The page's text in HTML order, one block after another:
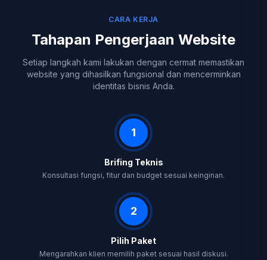
CARA KERJA
Tahapan Pengerjaan Website
Setiap langkah kami lakukan dengan cermat memastikan
website yang dihasilkan fungsional dan mencerminkan
identitas bisnis Anda.
1
Brifing Teknis
Konsultasi fungsi, fitur dan budget sesuai keinginan.
2
Pilih Paket
Mengarahkan klien memilih paket sesuai hasil diskusi.